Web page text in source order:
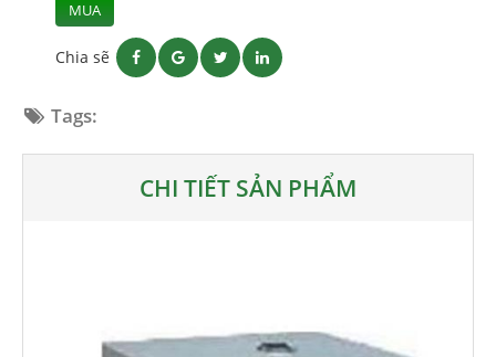
MUA
Chia sẽ
Tags:
CHI TIẾT SẢN PHẨM